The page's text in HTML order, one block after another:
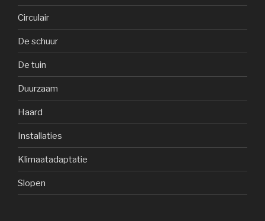
Circulair
De schuur
De tuin
Duurzaam
Haard
Installaties
Klimaatadaptatie
Slopen